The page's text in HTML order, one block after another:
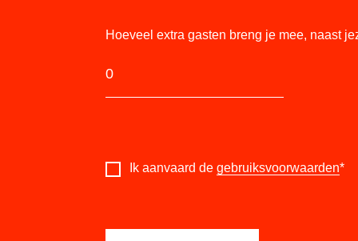
Hoeveel extra gasten breng je mee, naast
Ik aanvaard de gebruiksvoorwaarden*